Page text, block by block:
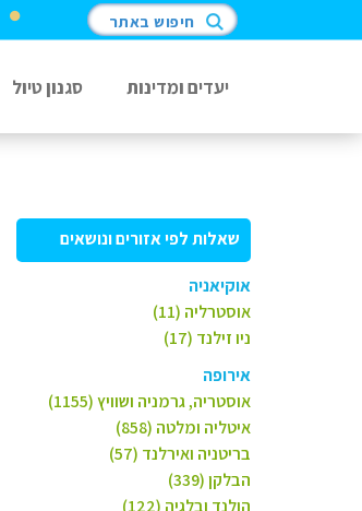
חיפוש באתר
יעדים ומדינות סגנון טיול
שאלות לפי אזורים ונושאים
אוקיאניה
אוסטרליה (11)
ניו זילנד (17)
אירופה
אוסטריה, גרמניה ושוויץ (1155)
איטליה ומלטה (858)
בריטניה ואירלנד (57)
הבלקן (339)
הולנד ובלגיה (122)